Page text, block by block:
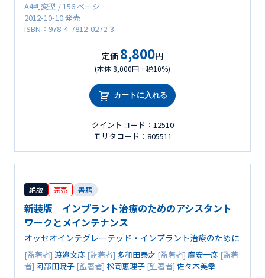
A4判変型 / 156 ページ
2012-10-10 発売
ISBN：978-4-7812-0272-3
定価 8,800円
(本体 8,000円＋税10%)
カートに入れる
クイントコード：12510
モリタコード：805511
絶版 完売 書籍
新装版 インプラント治療のためのアシスタント
ワークとメインテナンス
オッセオインテグレーテッド・インプラント治療のために
[監著者] 渡邉文彦 [監著者] 多和田泰之 [監著者] 廣安一彦 [監著
者] 阿部田暁子 [監著者] 松岡恵理子 [監著者] 佐々木美幸